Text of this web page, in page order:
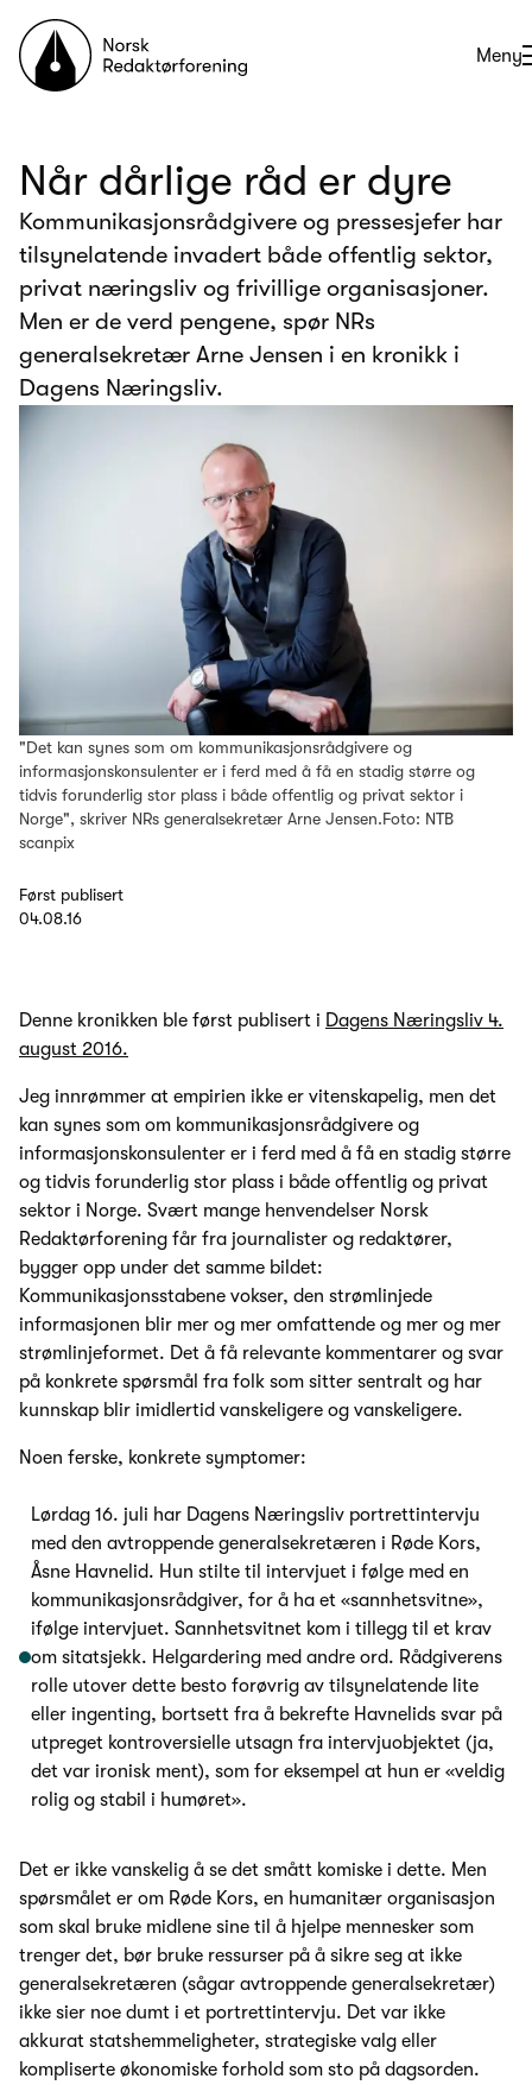
Til forsiden
Åpne
Meny
Når dårlige råd er dyre
Kommunikasjonsrådgivere og pressesjefer har
tilsynelatende invadert både offentlig sektor,
privat næringsliv og frivillige organisasjoner.
Men er de verd pengene, spør NRs
generalsekretær Arne Jensen i en kronikk i
Dagens Næringsliv.
"Det kan synes som om kommunikasjonsrådgivere og
informasjonskonsulenter er i ferd med å få en stadig større og
tidvis forunderlig stor plass i både offentlig og privat sektor i
Norge", skriver NRs generalsekretær Arne Jensen.Foto: NTB
scanpix
Først publisert
04.08.16
Denne kronikken ble først publisert i Dagens Næringsliv 4.
august 2016.
Jeg innrømmer at empirien ikke er vitenskapelig, men det
kan synes som om kommunikasjonsrådgivere og
informasjonskonsulenter er i ferd med å få en stadig større
og tidvis forunderlig stor plass i både offentlig og privat
sektor i Norge. Svært mange henvendelser Norsk
Redaktørforening får fra journalister og redaktører,
bygger opp under det samme bildet:
Kommunikasjonsstabene vokser, den strømlinjede
informasjonen blir mer og mer omfattende og mer og mer
strømlinjeformet. Det å få relevante kommentarer og svar
på konkrete spørsmål fra folk som sitter sentralt og har
kunnskap blir imidlertid vanskeligere og vanskeligere.
Noen ferske, konkrete symptomer:
Lørdag 16. juli har Dagens Næringsliv portrettintervju
med den avtroppende generalsekretæren i Røde Kors,
Åsne Havnelid. Hun stilte til intervjuet i følge med en
kommunikasjonsrådgiver, for å ha et «sannhetsvitne»,
ifølge intervjuet. Sannhetsvitnet kom i tillegg til et krav
om sitatsjekk. Helgardering med andre ord. Rådgiverens
rolle utover dette besto forøvrig av tilsynelatende lite
eller ingenting, bortsett fra å bekrefte Havnelids svar på
utpreget kontroversielle utsagn fra intervjuobjektet (ja,
det var ironisk ment), som for eksempel at hun er «veldig
rolig og stabil i humøret».
Det er ikke vanskelig å se det smått komiske i dette. Men
spørsmålet er om Røde Kors, en humanitær organisasjon
som skal bruke midlene sine til å hjelpe mennesker som
trenger det, bør bruke ressurser på å sikre seg at ikke
generalsekretæren (sågar avtroppende generalsekretær)
ikke sier noe dumt i et portrettintervju. Det var ikke
akkurat statshemmeligheter, strategiske valg eller
kompliserte økonomiske forhold som sto på dagsorden.